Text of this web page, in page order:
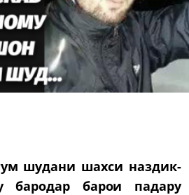
шудани шахси наздик-
бародар барои падару